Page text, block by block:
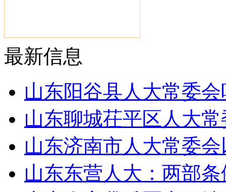
最新信息
山东阳谷县人大常委
山东聊城茌平区人大
山东济南市人大常委
山东东营人大：两部